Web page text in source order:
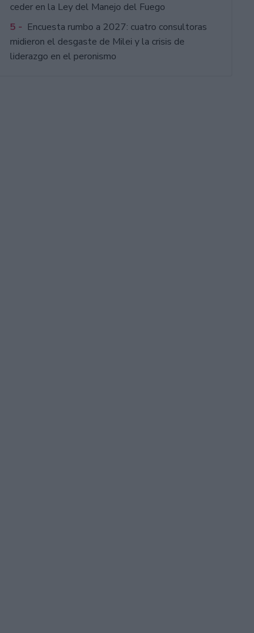
ceder en la Ley del Manejo del Fuego
5 - Encuesta rumbo a 2027: cuatro consultoras
midieron el desgaste de Milei y la crisis de
liderazgo en el peronismo